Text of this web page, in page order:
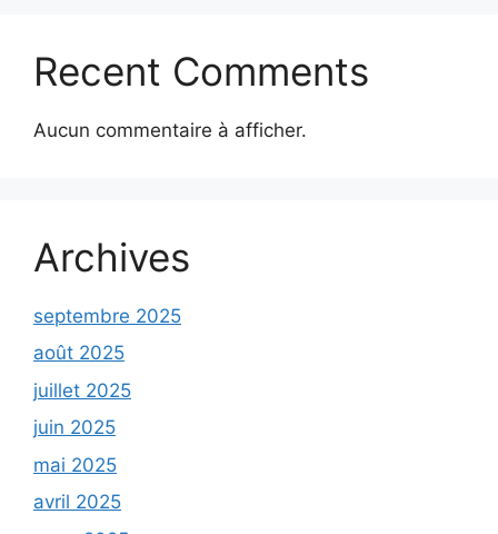
Recent Comments
Aucun commentaire à afficher.
Archives
septembre 2025
août 2025
juillet 2025
juin 2025
mai 2025
avril 2025